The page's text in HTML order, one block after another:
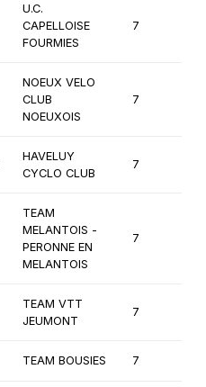
U.C.
CAPELLOISE
FOURMIES
7
NOEUX VELO
CLUB
NOEUXOIS
7
HAVELUY
CYCLO CLUB
7
TEAM
MELANTOIS -
PERONNE EN
MELANTOIS
7
TEAM VTT
JEUMONT
7
TEAM BOUSIES 7